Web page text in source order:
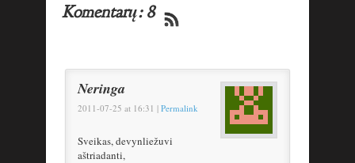
Komentarų: 8
Neringa
2011-07-25 at 16:31 | Permalink
Sveikas, devynliežuvi
aštriadanti,